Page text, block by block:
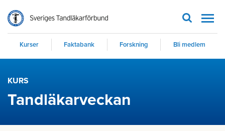
Kurser Faktabank Forskning Bli medlem
KURS
Tandläkarveckan